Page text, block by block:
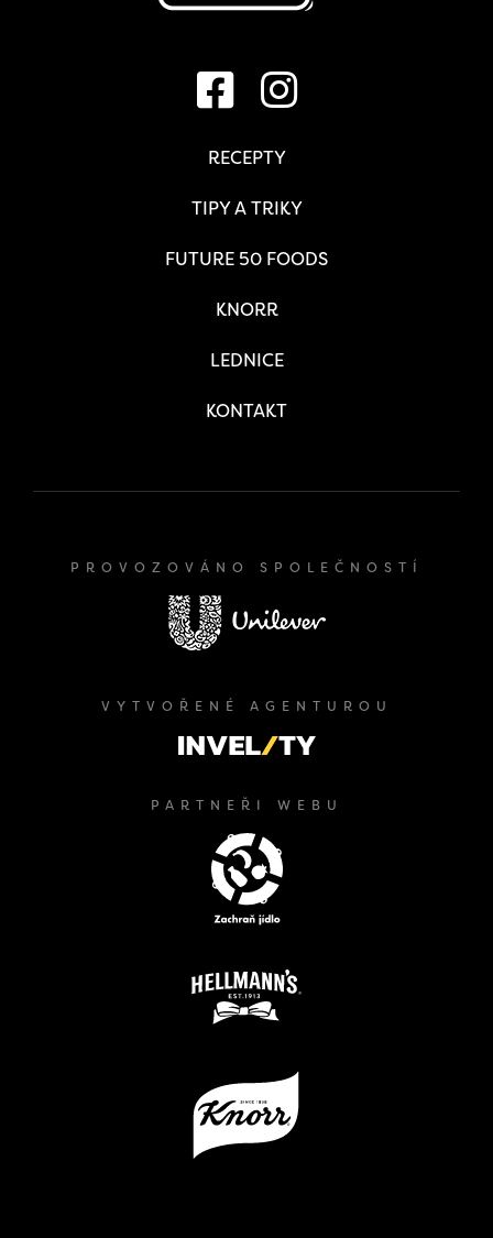
RECEPTY
TIPY A TRIKY
FUTURE 50 FOODS
KNORR
LEDNICE
KONTAKT
PROVOZOVÁNO SPOLEČNOSTÍ
VYTVOŘENÉ AGENTUROU
PARTNEŘI WEBU